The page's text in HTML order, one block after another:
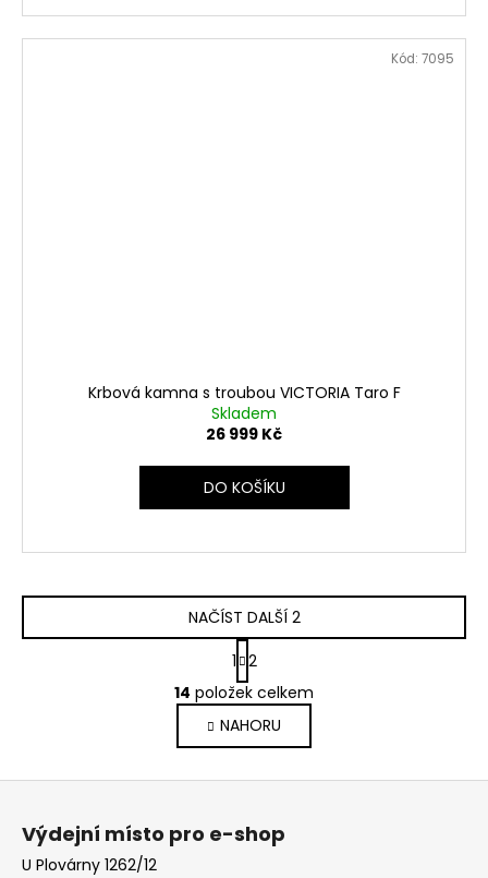
Krbová kamna s troubou VICTORIA Taro F
Skladem
26 999 Kč
DO KOŠÍKU
Kód: 7095
O
v
l
á
d
c
í
NAČÍST DALŠÍ 2
S
t
r
á
n
k
o
n
1 2
14 položek celkem
NAHORU
Výdejní místo pro e-shop
U Plovárny 1262/12